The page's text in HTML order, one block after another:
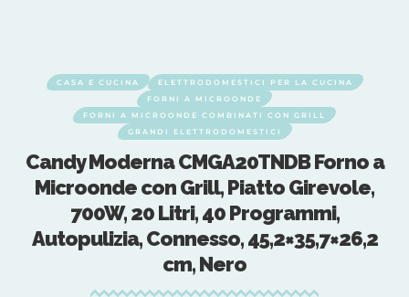
CASA E CUCINA
ELETTRODOMESTICI PER LA CUCINA
FORNI A MICROONDE
FORNI A MICROONDE COMBINATI CON GRILL
GRANDI ELETTRODOMESTICI
Candy Moderna CMGA20TNDB Forno a
Microonde con Grill, Piatto Girevole,
700W, 20 Litri, 40 Programmi,
Autopulizia, Connesso, 45,2×35,7×26,2
cm, Nero